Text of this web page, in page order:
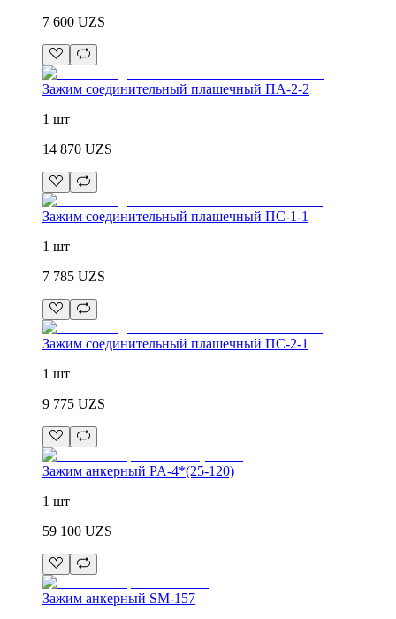
7 600 UZS
Зажим соединительный плашечный ПА-2-2
1 шт
14 870 UZS
Зажим соединительный плашечный ПС-1-1
1 шт
7 785 UZS
Зажим соединительный плашечный ПС-2-1
1 шт
9 775 UZS
Зажим анкерный PA-4*(25-120)
1 шт
59 100 UZS
Зажим анкерный SM-157